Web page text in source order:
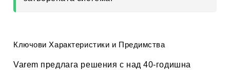
Ключови Характеристики и Предимства
Varem предлага решения с над 40-годишна